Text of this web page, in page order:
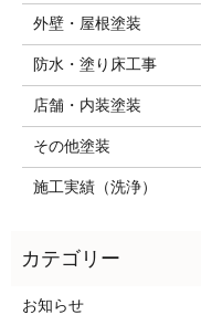
外壁・屋根塗装
防水・塗り床工事
店舗・内装塗装
その他塗装
施工実績（洗浄）
お知らせ